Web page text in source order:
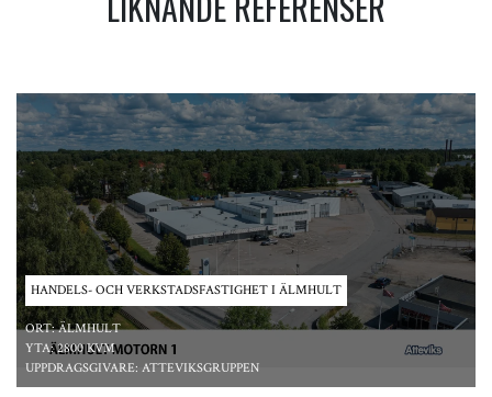
HANDELS- OCH VERKSTADSFASTIGHET I ÄLMHULT
ORT:ÄLMHULT
YTA:2800 KVM
UPPDRAGSGIVARE: ATTEVIKSGRUPPEN
*/ ?>